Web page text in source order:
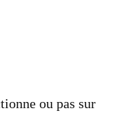
ou pas sur